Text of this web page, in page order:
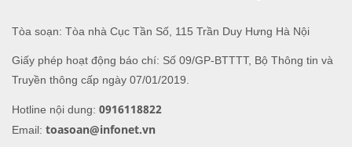
Tòa soạn: Tòa nhà Cục Tần Số, 115 Trần Duy Hưng Hà Nội
Giấy phép hoạt động báo chí: Số 09/GP-BTTTT, Bộ Thông tin và
Truyền thông cấp ngày 07/01/2019.
Hotline nội dung: 0916118822
Email: toasoan@infonet.vn